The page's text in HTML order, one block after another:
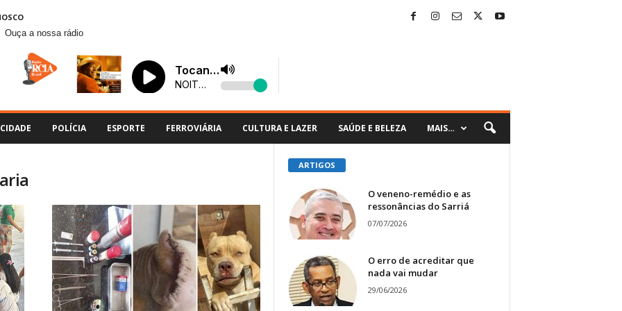
Ouça a nossa rádio
CIDADE POLÍCIA ESPORTE FERROVIÁRIA CULTURA E LAZER SAÚDE E BELEZA MAIS…
ARTIGOS
O veneno-remédio e as
ressonâncias do Sarriá
07/07/2026
O erro de acreditar que
nada vai mudar
29/06/2026